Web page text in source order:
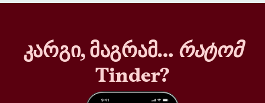
კარგი, მაგრამ… რატომ
Tinder?